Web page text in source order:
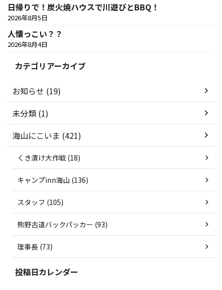
日帰りで！炭火焼ハウスで川遊びとBBQ！
2026年8月5日
人懐っこい？？
2026年8月4日
カテゴリアーカイブ
お知らせ (19)
未分類 (1)
海山にこいま (421)
くき漬け大作戦 (18)
キャンプinn海山 (136)
スタッフ (105)
熊野古道バックパッカー (93)
理事長 (73)
投稿日カレンダー